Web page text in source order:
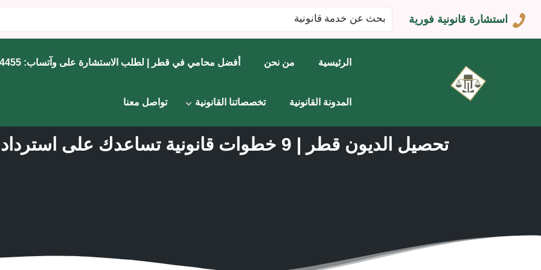
استشارة قانونية فورية
البحث
عن:
الرئيسية من نحن أفضل محامي في قطر | لطلب الاستشارة على وآتساب: 71734455
المدونة القانونية تخصصاتنا القانونية تواصل معنا
تحصيل الديون قطر | 9 خطوات قانونية تساعدك على استرداد أموالك بسرعة وأمان ⚖️